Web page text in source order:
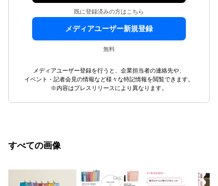
既に登録済みの方はこちら
メディアユーザー新規登録
無料
メディアユーザー登録を行うと、企業担当者の連絡先や、
イベント・記者会見の情報など様々な特記情報を閲覧できます。
※内容はプレスリリースにより異なります。
すべての画像